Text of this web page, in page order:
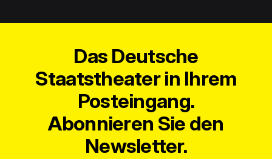
Das Deutsche
Staatstheater in Ihrem
Posteingang.
Abonnieren Sie den
Newsletter.